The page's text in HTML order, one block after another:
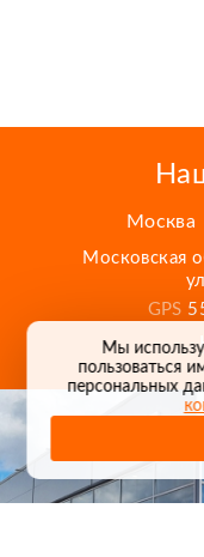
Москва
Московская
GPS
Мы
пользоваться
персональных